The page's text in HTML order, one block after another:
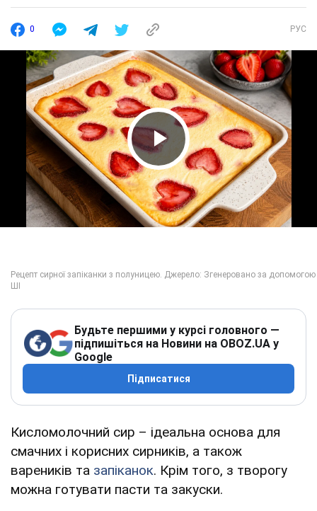
0 РУС
Play Video
Будьте першими у курсі головного —
підпишіться на Новини на OBOZ.UA у
Google
Підписатися
Кисломолочний сир – ідеальна основа для
смачних і корисних сирників, а також
вареників та запіканок. Крім того, з творогу
можна готувати пасти та закуски.